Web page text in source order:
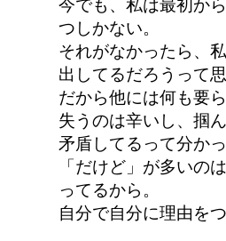
今でも、私は最初か
つしかない。
それがなかったら、
出してるだろうって
だから他には何も要
失うのは辛いし、掴
矛盾してるって分か
「だけど」が多いの
ってるから。
自分で自分に理由を